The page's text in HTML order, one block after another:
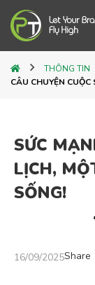
THÔNG TIN
CÂU CHUYỆN CUỘC
SỨC
LỊCH,
SỐNG!
16/09/2025Share